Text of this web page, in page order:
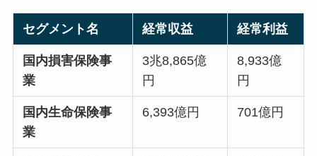
セグメント名 経常収益 経常利益
国内損害保険事
業
3兆8,865億
円
8,933億
円
国内生命保険事
業
6,393億円 701億円